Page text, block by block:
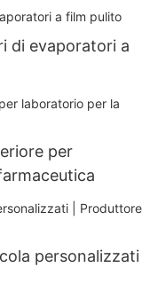
di evaporatori a
per
personalizzati